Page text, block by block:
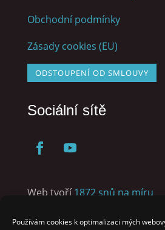
Používám cookies k optimalizaci mých
Obchodní podmínky
Zásady cookies (EU)
ODSTOUPENÍ OD SMLOUVY
Sociální sítě
Web tvoří1872 snů na míru
Human Design